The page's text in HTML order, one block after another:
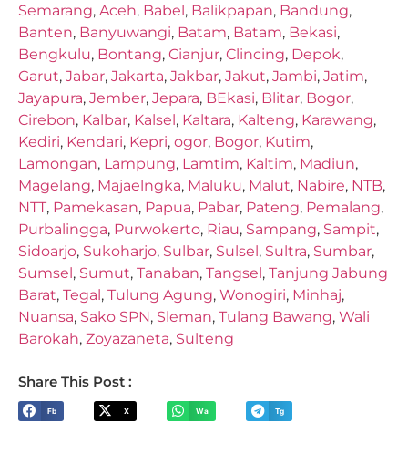
Semarang, Aceh, Babel, Balikpapan, Bandung,
Banten, Banyuwangi, Batam, Batam, Bekasi,
Bengkulu, Bontang, Cianjur, Clincing, Depok,
Garut, Jabar, Jakarta, Jakbar, Jakut, Jambi, Jatim,
Jayapura, Jember, Jepara, BEkasi, Blitar, Bogor,
Cirebon, Kalbar, Kalsel, Kaltara, Kalteng, Karawang,
Kediri, Kendari, Kepri, ogor, Bogor, Kutim,
Lamongan, Lampung, Lamtim, Kaltim, Madiun,
Magelang, Majaelngka, Maluku, Malut, Nabire, NTB,
NTT, Pamekasan, Papua, Pabar, Pateng, Pemalang,
Purbalingga, Purwokerto, Riau, Sampang, Sampit,
Sidoarjo, Sukoharjo, Sulbar, Sulsel, Sultra, Sumbar,
Sumsel, Sumut, Tanaban, Tangsel, Tanjung Jabung
Barat, Tegal, Tulung Agung, Wonogiri, Minhaj,
Nuansa, Sako SPN, Sleman, Tulang Bawang, Wali
Barokah, Zoyazaneta, Sulteng
Share This Post :
Fb X Wa Tg